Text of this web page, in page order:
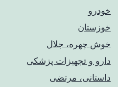
خودرو
خوزستان
خوش چهره، جلال
دارو و تجهیزات پزشکی
داستانی، مرتضی